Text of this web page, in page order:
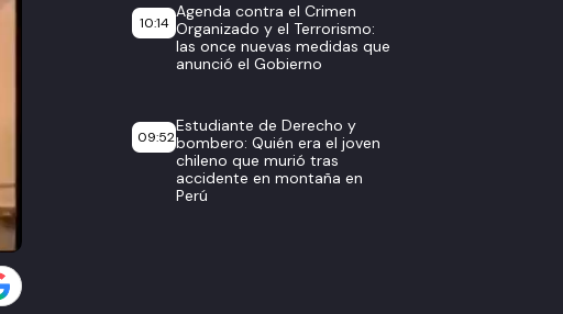
10:14
Agenda contra el Crimen
Organizado y el Terrorismo:
las once nuevas medidas que
anunció el Gobierno
09:52
Estudiante de Derecho y
bombero: Quién era el joven
chileno que murió tras
accidente en montaña en
Perú